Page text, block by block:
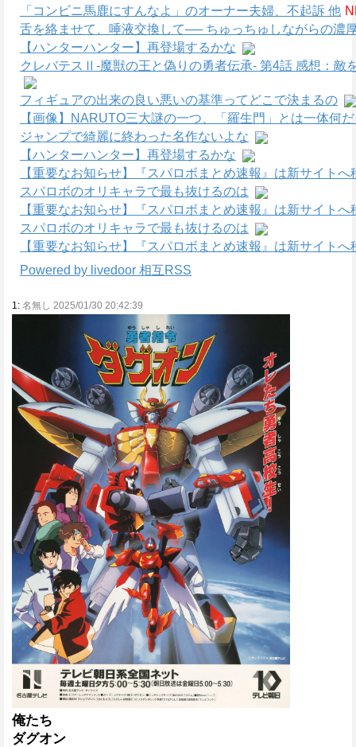
「コンビニ馬鹿にすんなよ」のオーナー夫婦、不起訴 他
舌を絡ませて、唾液交換して── ちゅっちゅしながらの濃
【ハンターハンター】再登場するかな
クレバテスⅡ-魔獣の王と偽りの勇者伝承- 第4話 感想：敵
フィギュアの出来の良い悪いの基準ってどこで決まるの
【画像】NARUTO三大謎の一つ、「羅生門」とは一体何
ジャンプで綺麗に終わった名作ないよな
【ハンターハンター】再登場するかな
【重要なお知らせ】『スパロボまとめ速報』は新サイトへ
スパロボのオリキャラで最も抜けるのは
【重要なお知らせ】『スパロボまとめ速報』は新サイトへ
スパロボのオリキャラで最も抜けるのは
【重要なお知らせ】『スパロボまとめ速報』は新サイトへ
Powered by livedoor 相互RSS
1: 名無し 2025/01/30 20:42:39
俺たち
ダグオン